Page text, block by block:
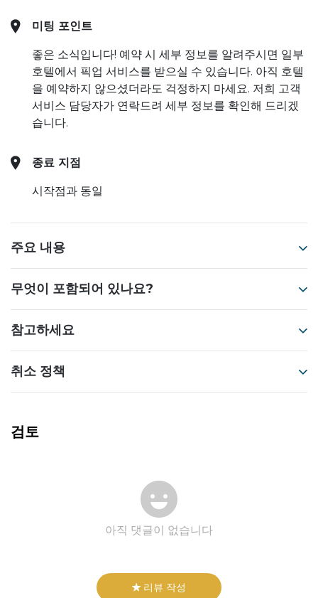
미팅 포인트
좋은 소식입니다! 예약 시 세부 정보를 알려주시면 일부
호텔에서 픽업 서비스를 받으실 수 있습니다. 아직 호텔
을 예약하지 않으셨더라도 걱정하지 마세요. 저희 고객
서비스 담당자가 연락드려 세부 정보를 확인해 드리겠
습니다.
종료 지점
시작점과 동일
주요 내용
무엇이 포함되어 있나요?
참고하세요
취소 정책
검토
아직 댓글이 없습니다
리뷰 작성